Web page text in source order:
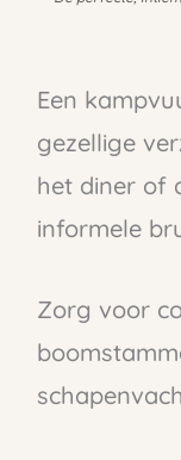
Een
gezellige
het diner of
informele
Zorg voor